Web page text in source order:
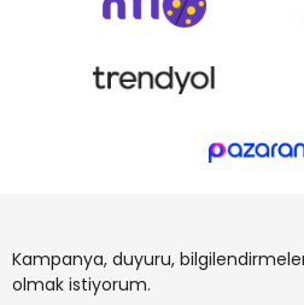
Kampanya, duyuru,
olmak istiyorum.